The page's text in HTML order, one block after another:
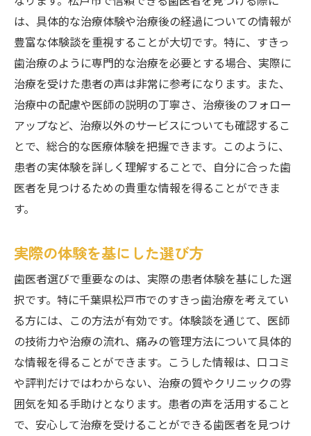
は、具体的な治療体験や治療後の経過についての情報が
豊富な体験談を重視することが大切です。特に、すきっ
歯治療のように専門的な治療を必要とする場合、実際に
治療を受けた患者の声は非常に参考になります。また、
治療中の配慮や医師の説明の丁寧さ、治療後のフォロー
アップなど、治療以外のサービスについても確認するこ
とで、総合的な医療体験を把握できます。このように、
患者の実体験を詳しく理解することで、自分に合った歯
医者を見つけるための貴重な情報を得ることができま
す。
実際の体験を基にした選び方
歯医者選びで重要なのは、実際の患者体験を基にした選
択です。特に千葉県松戸市でのすきっ歯治療を考えてい
る方には、この方法が有効です。体験談を通じて、医師
の技術力や治療の流れ、痛みの管理方法について具体的
な情報を得ることができます。こうした情報は、口コミ
や評判だけではわからない、治療の質やクリニックの雰
囲気を知る手助けとなります。患者の声を活用すること
で、安心して治療を受けることができる歯医者を見つけ